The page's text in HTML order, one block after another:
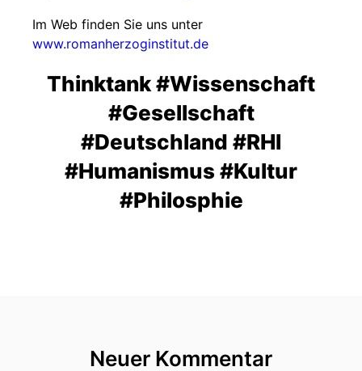
Im Web finden Sie uns unter
www.romanherzoginstitut.de
Thinktank #Wissenschaft
#Gesellschaft
#Deutschland #RHI
#Humanismus #Kultur
#Philosphie
Neuer Kommentar